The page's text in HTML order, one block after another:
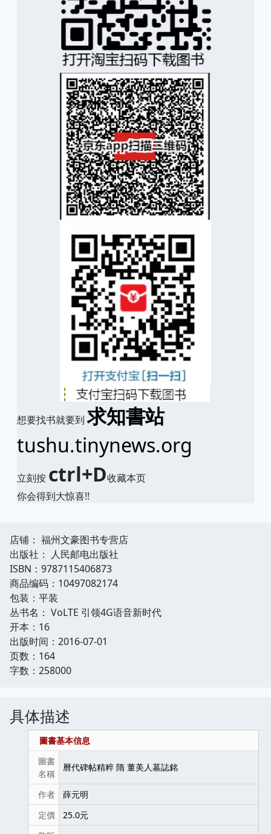
想要找书就要到求知書站
tushu.tinynews.org
立刻按 ctrl+D收藏本页
你会得到大惊喜!!
店铺： 福州文豪图书专营店
出版社： 人民邮电出版社
ISBN：9787115406873
商品编码：10497082174
包装：平装
丛书名： VoLTE 引领4G语音新时代
开本：16
出版时间：2016-07-01
页数：164
字数：258000
具体描述
圖書基本信息
圖書
名稱
曆代碑帖精粹 隋 董美人墓誌銘
作者
薛元明
定價
25.0元